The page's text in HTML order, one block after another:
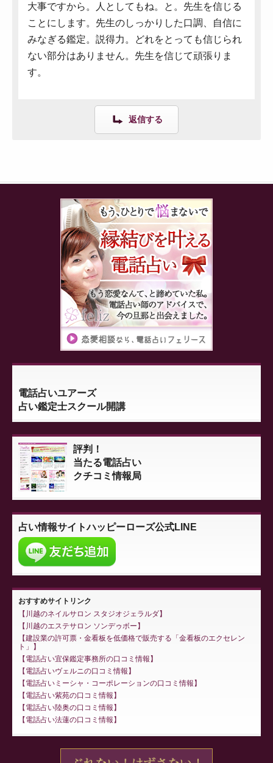
大事ですから。人としてもね。と。先生を信じる
ことにします。先生のしっかりした口調、自信に
みなぎる鑑定。説得力。どれをとっても信じられ
ない部分はありません。先生を信じて頑張りま
す。
返信する
電話占いユアーズ
占い鑑定士スクール開講
評判！
当たる電話占い
クチコミ情報局
占い情報サイトハッピーローズ公式LINE
おすすめサイトリンク
川越のネイルサロン スタジオジェラルダ
川越のエステサロン ソンデゥボー
建設業の許可票・金看板を低価格で販売する「金看板のエクセレン
ト」
電話占い宜保鑑定事務所の口コミ情報
電話占いヴェルニの口コミ情報
電話占いミーシャ・コーポレーションの口コミ情報
電話占い紫苑の口コミ情報
電話占い陸奥の口コミ情報
電話占い法蓮の口コミ情報